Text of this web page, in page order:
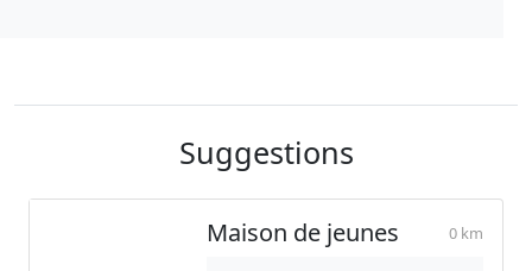
Suggestions
Maison de jeunes 0 km